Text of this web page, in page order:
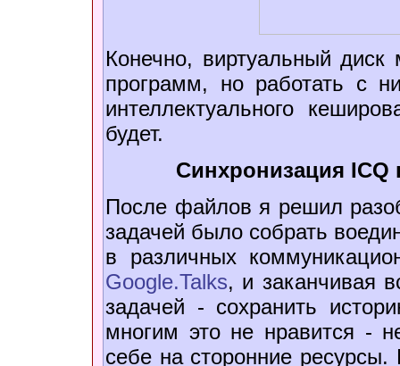
Конечно, виртуальный
программ, но работать с
интеллектуального
будет.
Синхронизация ICQ
После файлов я решил
задачей было собрать
в различных
Google.Talks, и заканчивая
задачей - сохранить
многим это не нравится -
себе на сторонние